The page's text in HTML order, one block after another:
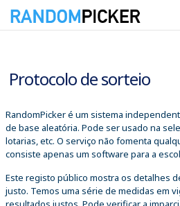
Protocolo de sorteio
RandomPicker é um sistema
de base aleatória. Pode ser usado na
lotarias, etc. O serviço não fomenta
consiste apenas um software para a
Este registo público mostra os detalhes
justo. Temos uma série de medidas em